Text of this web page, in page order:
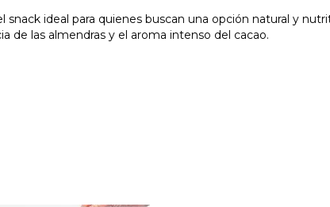
snack ideal para quienes buscan una opción natural y
de las almendras y el aroma intenso del cacao.